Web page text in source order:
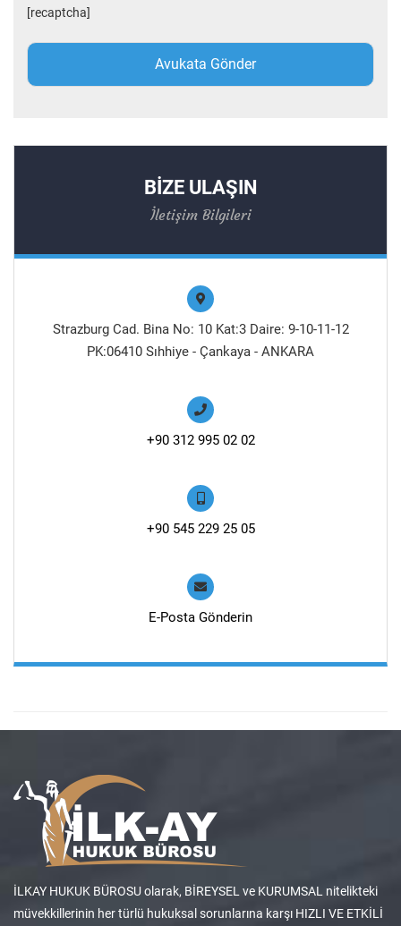
[recaptcha]
BİZE ULAŞIN
İletişim Bilgileri
Strazburg Cad. Bina No: 10 Kat:3 Daire: 9-10-11-12
PK:06410 Sıhhiye - Çankaya - ANKARA
+90 312 995 02 02
+90 545 229 25 05
E-Posta Gönderin
İLKAY HUKUK BÜROSU olarak, BİREYSEL ve KURUMSAL nitelikteki
müvekkillerinin her türlü hukuksal sorunlarına karşı HIZLI VE ETKİLİ